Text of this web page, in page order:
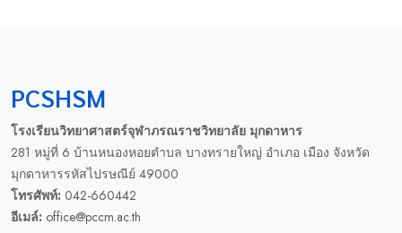
PCSHSM
โรงเรียนวิทยาศาสตร์จุฬาภรณราชวิทยาลัย มุกดาหาร
281 หมู่ที่ 6 บ้านหนองหอยตำบล บางทรายใหญ่ อำเภอ เมือง จังหวัด
มุกดาหารรหัสไปรษณีย์ 49000
โทรศัพท์: 042-660442
อีเมล์: office@pccm.ac.th